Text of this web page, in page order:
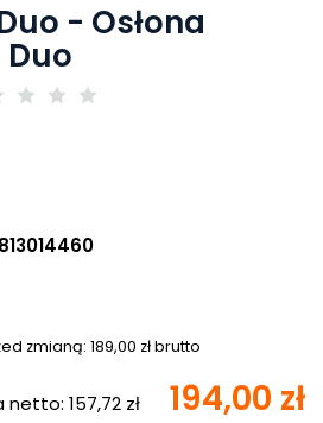
- Osłona
Duo
zmianą: 189,00 zł brutto
netto: 157,72 zł 194,00 zł